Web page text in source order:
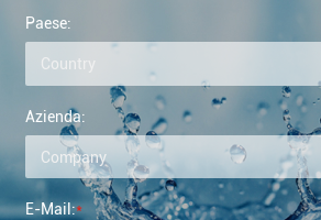
Paese:
Azienda:
E-Mail:*